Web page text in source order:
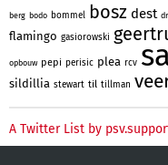
berg bodo bommel bosz dest
flamingo gasiorowski
opbouw pepi perisic plea rcv
sildillia stewart til tillman
A Twitter List by